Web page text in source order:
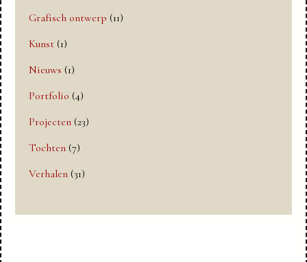
Grafisch ontwerp (11)
Kunst (1)
Nieuws (1)
Portfolio (4)
Projecten (23)
Tochten (7)
Verhalen (31)